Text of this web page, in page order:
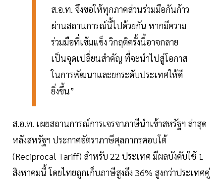
ส.อ.ท. จึงขอให้ทุกภาคส่วนร่วมมือกันก้าว
ผ่านสถานการณ์นี้ไปด้วยกัน หากมีความ
ร่วมมือที่เข้มแข็ง วิกฤติครั้งนี้อาจกลาย
เป็นจุดเปลี่ยนสำคัญ ที่จะนำไปสู่โอกาส
ในการพัฒนาและยกระดับประเทศให้ดี
ยิ่งขึ้น”
ส.อ.ท. เผยสถานการณ์การเจรจาภาษีนำเข้าสหรัฐฯ ล่าสุด
หลังสหรัฐฯ ประกาศอัตราภาษีศุลกากรตอบโต้
(Reciprocal Tariff) สำหรับ 22 ประเทศ มีผลบังคับใช้ 1
สิงหาคมนี้ โดยไทยถูกเก็บภาษีสูงถึง 36% สูงกว่าประเทศคู่